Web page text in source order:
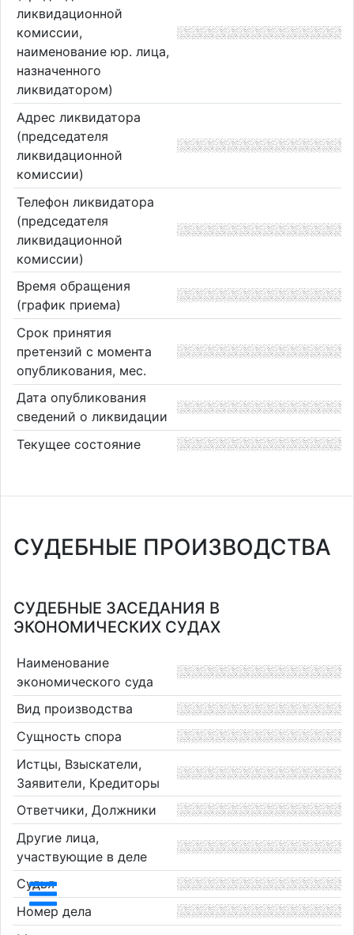
ликвидационной
комиссии,
наименование юр. лица,
назначенного
ликвидатором)
Адрес ликвидатора
(председателя
ликвидационной
комиссии)
Телефон ликвидатора
(председателя
ликвидационной
комиссии)
Время обращения
(график приема)
Срок принятия
претензий с момента
опубликования, мес.
Дата опубликования
сведений о ликвидации
Текущее состояние
СУДЕБНЫЕ ПРОИЗВОДСТВА
СУДЕБНЫЕ ЗАСЕДАНИЯ В
ЭКОНОМИЧЕСКИХ СУДАХ
Наименование
экономического суда
Вид производства
Сущность спора
Истцы, Взыскатели,
Заявители, Кредиторы
Ответчики, Должники
Другие лица,
участвующие в деле
Судья
Номер дела